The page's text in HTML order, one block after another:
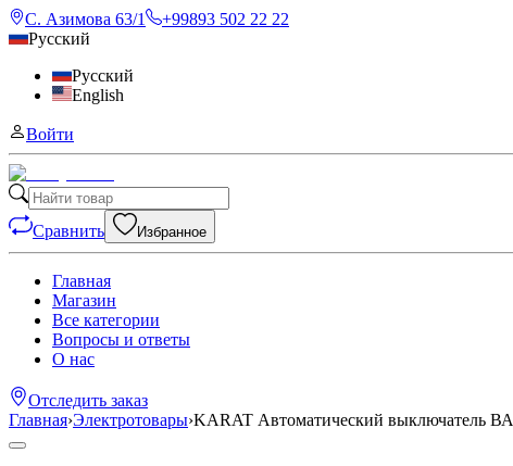
С. Азимова 63/1
+99893 502 22 22
Русский
Русский
English
Войти
Сравнить Избранное
Главная
Магазин
Все категории
Вопросы и ответы
О нас
Отследить заказ
Главная›Электротовары›KARAT Автоматический выключатель